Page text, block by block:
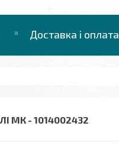
Доставка і оплата
МК - 1014002432